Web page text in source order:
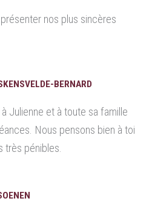
nos plus sincères
BERNARD
Julienne et à toute sa famille
Nous pensons bien à toi
très pénibles.